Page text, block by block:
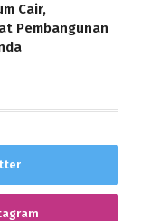
Cair,
Pembangunan